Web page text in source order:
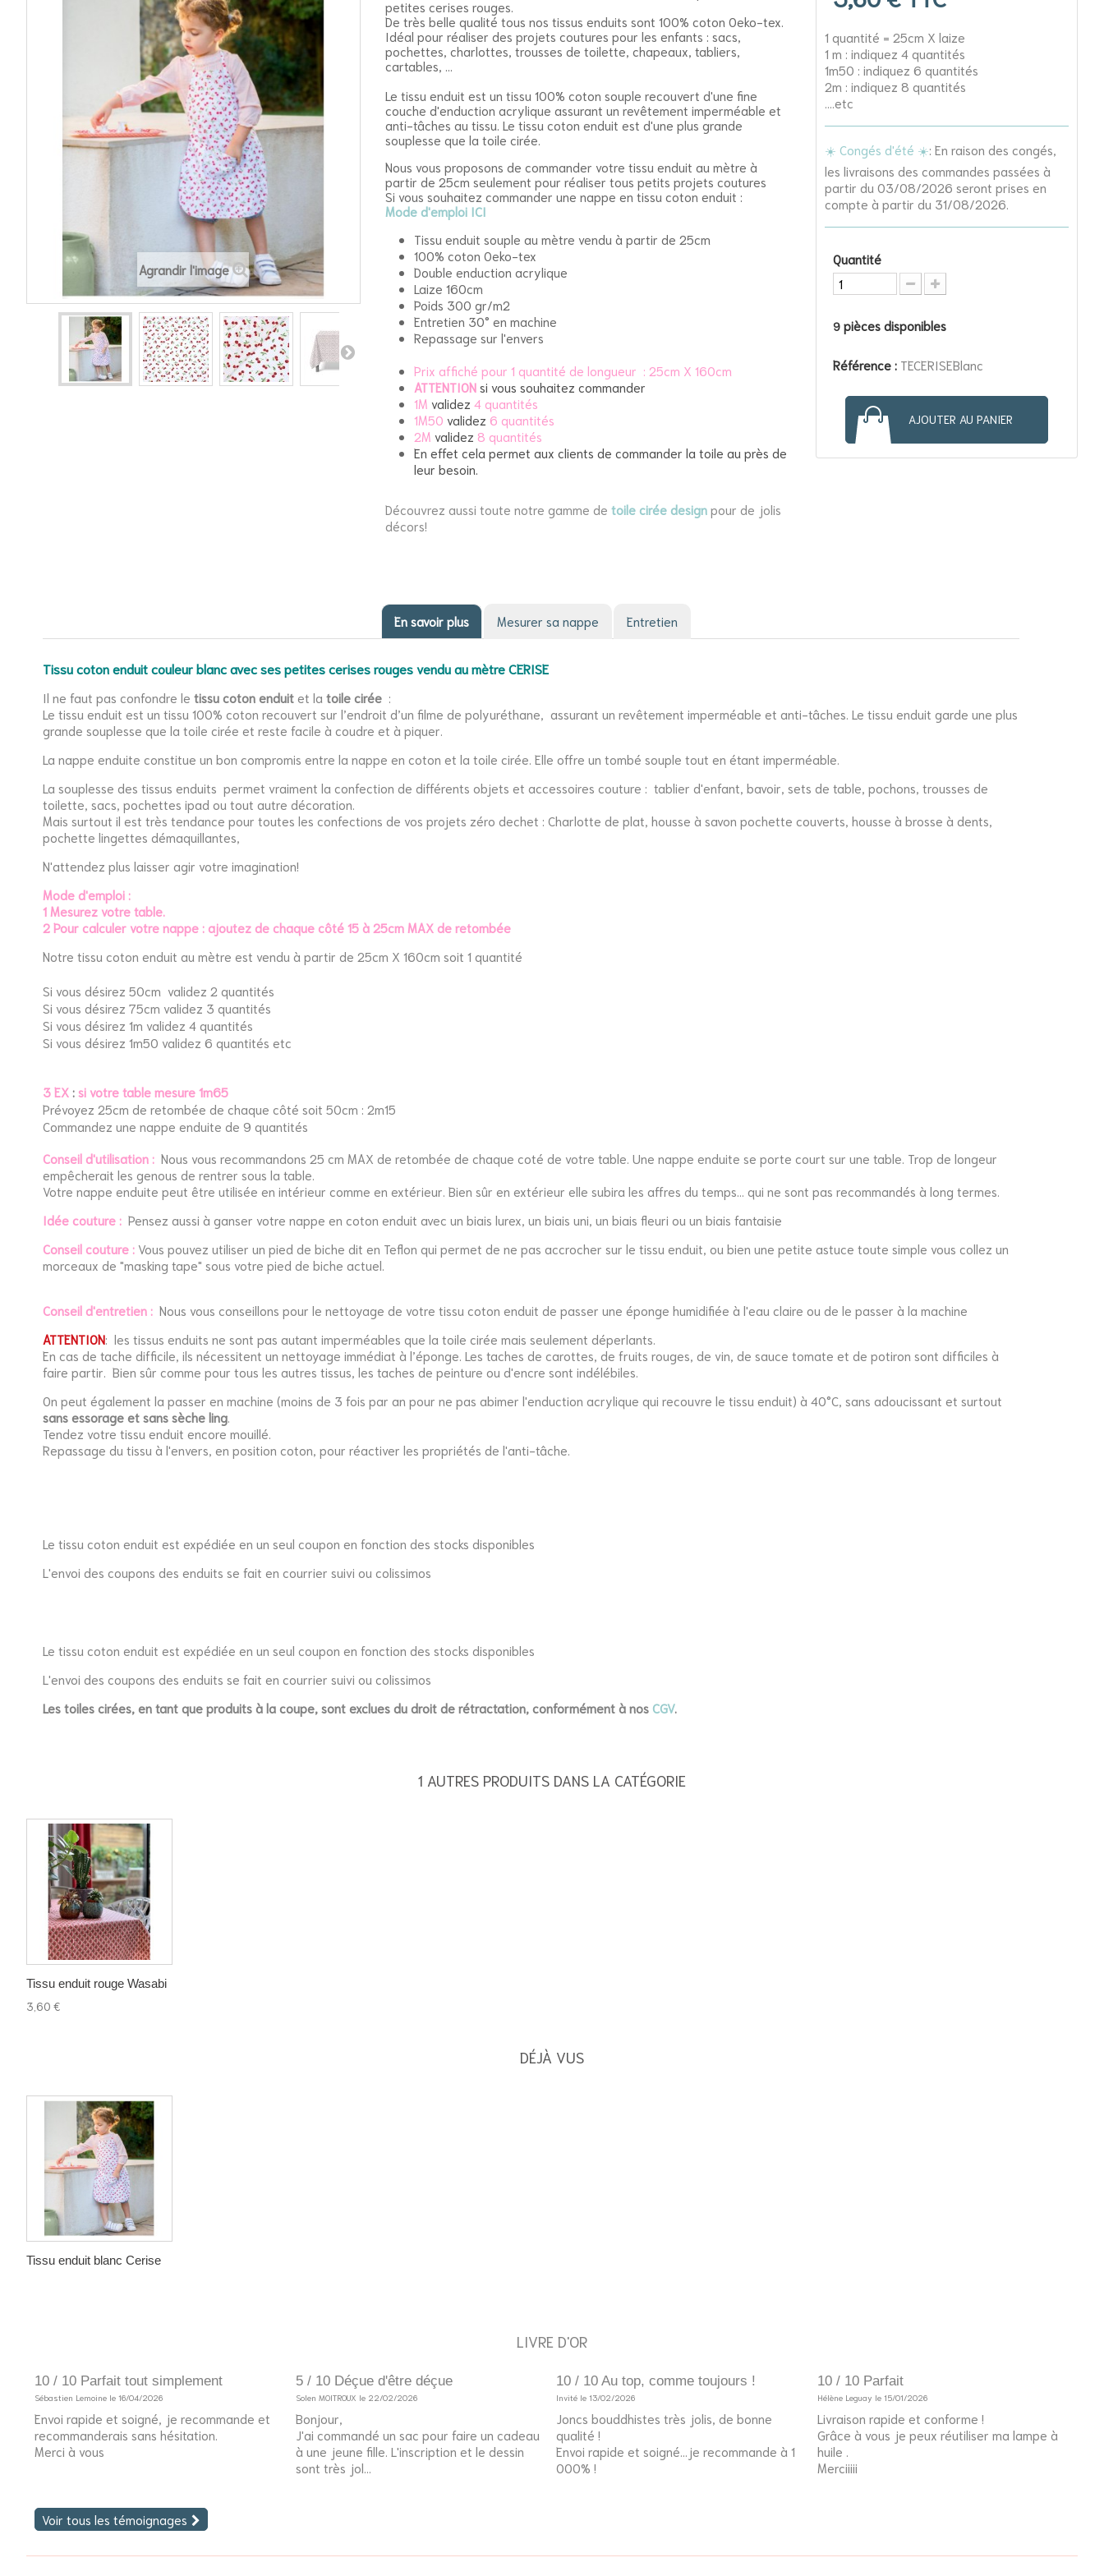
Agrandir l'image
petites cerises rouges.
De très belle qualité tous nos tissus enduits sont 100% coton Oeko-tex.
Idéal pour réaliser des projets coutures pour les enfants : sacs,
pochettes, charlottes, trousses de toilette, chapeaux, tabliers,
cartables, ...
Le tissu enduit est un tissu 100% coton souple recouvert d'une fine
couche d'enduction acrylique assurant un revêtement imperméable et
anti-tâches au tissu. Le tissu coton enduit est d'une plus grande
souplesse que la toile cirée.
Nous vous proposons de commander votre tissu enduit au mètre à
partir de 25cm seulement pour réaliser tous petits projets coutures
Si vous souhaitez commander une nappe en tissu coton enduit :
Mode d'emploi ICI
Tissu enduit souple au mètre vendu à partir de 25cm
100% coton Oeko-tex
Double enduction acrylique
Laize 160cm
Poids 300 gr/m2
Entretien 30° en machine
Repassage sur l'envers
Prix affiché pour 1 quantité de longueur : 25cm X 160cm
ATTENTION si vous souhaitez commander
1M validez 4 quantités
1M50 validez 6 quantités
2M validez 8 quantités
En effet cela permet aux clients de commander la toile au près de
leur besoin.
Découvrez aussi toute notre gamme de toile cirée design pour de jolis
décors!
1 quantité = 25cm X laize
1 m : indiquez 4 quantités
1m50 : indiquez 6 quantités
2m : indiquez 8 quantités
....etc
☀️ Congés d'été ☀️: En raison des congés,
les livraisons des commandes passées à
partir du 03/08/2026 seront prises en
compte à partir du 31/08/2026.
Quantité
9 pièces disponibles
Référence : TECERISEBlanc
AJOUTER AU PANIER
En savoir plus Mesurer sa nappe Entretien
Tissu coton enduit couleur blanc avec ses petites cerises rouges vendu au mètre CERISE
Il ne faut pas confondre le tissu coton enduit et la toile cirée :
Le tissu enduit est un tissu 100% coton recouvert sur l’endroit d’un filme de polyuréthane, assurant un revêtement imperméable et anti-tâches. Le tissu enduit garde une plus
grande souplesse que la toile cirée et reste facile à coudre et à piquer.
La nappe enduite constitue un bon compromis entre la nappe en coton et la toile cirée. Elle offre un tombé souple tout en étant imperméable.
La souplesse des tissus enduits permet vraiment la confection de différents objets et accessoires couture : tablier d'enfant, bavoir, sets de table, pochons, trousses de
toilette, sacs, pochettes ipad ou tout autre décoration.
Mais surtout il est très tendance pour toutes les confections de vos projets zéro dechet : Charlotte de plat, housse à savon pochette couverts, housse à brosse à dents,
pochette lingettes démaquillantes,
N'attendez plus laisser agir votre imagination!
Mode d'emploi :
1 Mesurez votre table.
2 Pour calculer votre nappe : ajoutez de chaque côté 15 à 25cm MAX de retombée
Notre tissu coton enduit au mètre est vendu à partir de 25cm X 160cm soit 1 quantité
Si vous désirez 50cm validez 2 quantités
Si vous désirez 75cm validez 3 quantités
Si vous désirez 1m validez 4 quantités
Si vous désirez 1m50 validez 6 quantités etc
3 EX : si votre table mesure 1m65
Prévoyez 25cm de retombée de chaque côté soit 50cm : 2m15
Commandez une nappe enduite de 9 quantités
Conseil d'utilisation : Nous vous recommandons 25 cm MAX de retombée de chaque coté de votre table. Une nappe enduite se porte court sur une table. Trop de longeur
empêcherait les genous de rentrer sous la table.
Votre nappe enduite peut être utilisée en intérieur comme en extérieur. Bien sûr en extérieur elle subira les affres du temps... qui ne sont pas recommandés à long termes.
Idée couture : Pensez aussi à ganser votre nappe en coton enduit avec un biais lurex, un biais uni, un biais fleuri ou un biais fantaisie
Conseil couture : Vous pouvez utiliser un pied de biche dit en Teflon qui permet de ne pas accrocher sur le tissu enduit, ou bien une petite astuce toute simple vous collez un
morceaux de "masking tape" sous votre pied de biche actuel.
Conseil d'entretien : Nous vous conseillons pour le nettoyage de votre tissu coton enduit de passer une éponge humidifiée à l'eau claire ou de le passer à la machine
ATTENTION: les tissus enduits ne sont pas autant imperméables que la toile cirée mais seulement déperlants.
En cas de tache difficile, ils nécessitent un nettoyage immédiat à l’éponge. Les taches de carottes, de fruits rouges, de vin, de sauce tomate et de potiron sont difficiles à
faire partir. Bien sûr comme pour tous les autres tissus, les taches de peinture ou d'encre sont indélébiles.
On peut également la passer en machine (moins de 3 fois par an pour ne pas abimer l'enduction acrylique qui recouvre le tissu enduit) à 40°C, sans adoucissant et surtout
sans essorage et sans sèche ling.
Tendez votre tissu enduit encore mouillé.
Repassage du tissu à l'envers, en position coton, pour réactiver les propriétés de l'anti-tâche.
Le tissu coton enduit est expédiée en un seul coupon en fonction des stocks disponibles
L'envoi des coupons des enduits se fait en courrier suivi ou colissimos
Le tissu coton enduit est expédiée en un seul coupon en fonction des stocks disponibles
L'envoi des coupons des enduits se fait en courrier suivi ou colissimos
Les toiles cirées, en tant que produits à la coupe, sont exclues du droit de rétractation, conformément à nos CGV.
1 AUTRES PRODUITS DANS LA CATÉGORIE
Tissu enduit rouge Wasabi
3,60 €
DÉJÀ VUS
Tissu enduit blanc Cerise
LIVRE D'OR
10 / 10 Parfait tout simplement
Sébastien Lemoine le 16/04/2026
Envoi rapide et soigné, je recommande et
recommanderais sans hésitation.
Merci à vous
5 / 10 Déçue d'être déçue
Solen MOITROUX le 22/02/2026
Bonjour,
J'ai commandé un sac pour faire un cadeau
à une jeune fille. L'inscription et le dessin
sont très jol...
10 / 10 Au top, comme toujours !
Invité le 13/02/2026
Joncs bouddhistes très jolis, de bonne
qualité !
Envoi rapide et soigné...je recommande à 1
000% !
10 / 10 Parfait
Hélène Leguay le 15/01/2026
Livraison rapide et conforme !
Grâce à vous je peux réutiliser ma lampe à
huile .
Merciiiii
Voir tous les témoignages